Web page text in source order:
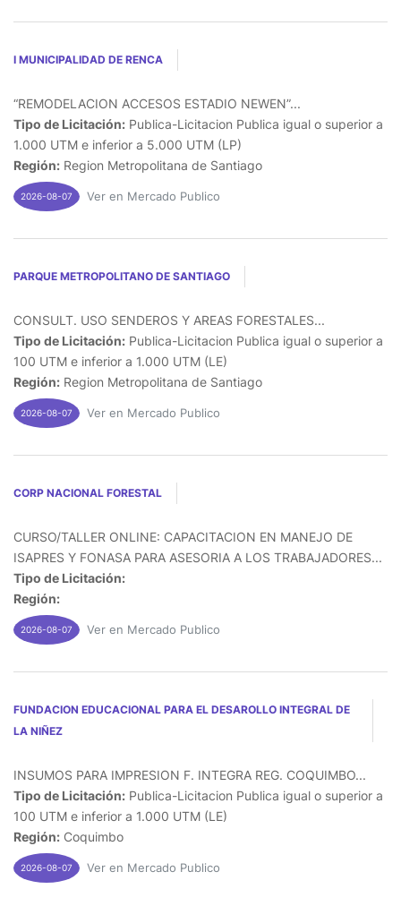
I MUNICIPALIDAD DE RENCA
“REMODELACION ACCESOS ESTADIO NEWEN”...
Tipo de Licitación: Publica-Licitacion Publica igual o superior a
1.000 UTM e inferior a 5.000 UTM (LP)
Región: Region Metropolitana de Santiago
2026-08-07 Ver en Mercado Publico
PARQUE METROPOLITANO DE SANTIAGO
CONSULT. USO SENDEROS Y AREAS FORESTALES...
Tipo de Licitación: Publica-Licitacion Publica igual o superior a
100 UTM e inferior a 1.000 UTM (LE)
Región: Region Metropolitana de Santiago
2026-08-07 Ver en Mercado Publico
CORP NACIONAL FORESTAL
CURSO/TALLER ONLINE: CAPACITACION EN MANEJO DE
ISAPRES Y FONASA PARA ASESORIA A LOS TRABAJADORES...
Tipo de Licitación:
Región:
2026-08-07 Ver en Mercado Publico
FUNDACION EDUCACIONAL PARA EL DESAROLLO INTEGRAL DE
LA NIÑEZ
INSUMOS PARA IMPRESION F. INTEGRA REG. COQUIMBO...
Tipo de Licitación: Publica-Licitacion Publica igual o superior a
100 UTM e inferior a 1.000 UTM (LE)
Región: Coquimbo
2026-08-07 Ver en Mercado Publico